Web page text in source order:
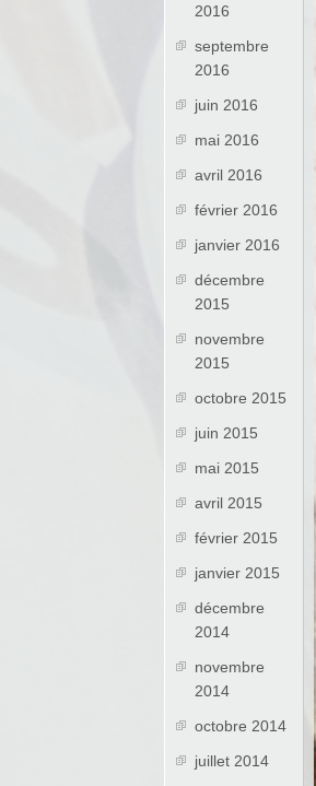
2016
septembre
2016
juin 2016
mai 2016
avril 2016
février 2016
janvier 2016
décembre
2015
novembre
2015
octobre 2015
juin 2015
mai 2015
avril 2015
février 2015
janvier 2015
décembre
2014
novembre
2014
octobre 2014
juillet 2014